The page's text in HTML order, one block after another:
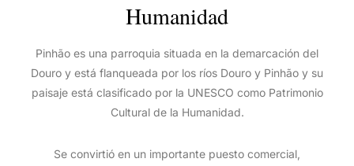
Humanidad
Pinhão es una parroquia situada en la demarcación del
Douro y está flanqueada por los ríos Douro y Pinhão y su
paisaje está clasificado por la UNESCO como Patrimonio
Cultural de la Humanidad.
Se convirtió en un importante puesto comercial,